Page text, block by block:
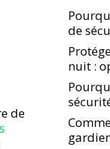
de
de
nuit :